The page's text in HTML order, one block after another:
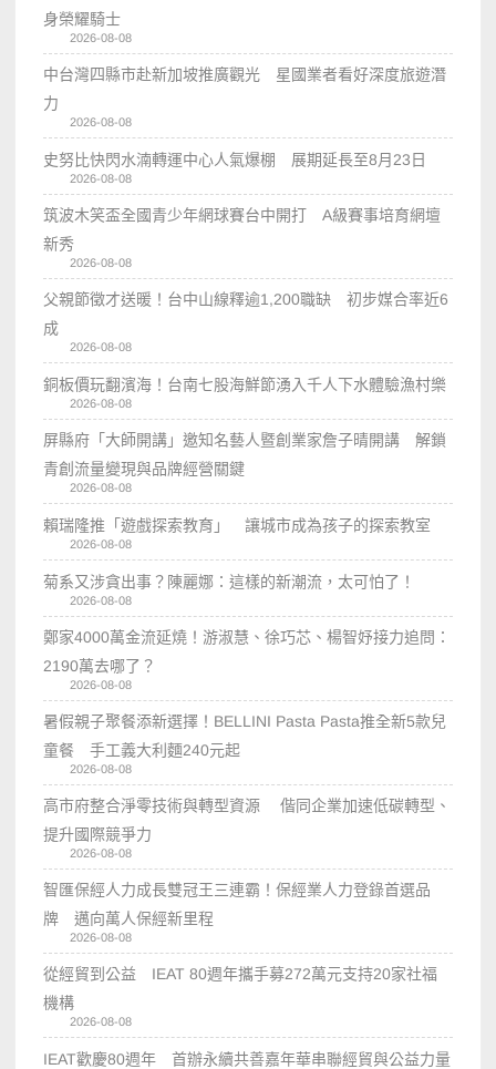
身榮耀騎士
2026-08-08
中台灣四縣市赴新加坡推廣觀光 星國業者看好深度旅遊潛
力
2026-08-08
史努比快閃水湳轉運中心人氣爆棚 展期延長至8月23日
2026-08-08
筑波木笑盃全國青少年網球賽台中開打 A級賽事培育網壇
新秀
2026-08-08
父親節徵才送暖！台中山線釋逾1,200職缺 初步媒合率近6
成
2026-08-08
銅板價玩翻濱海！台南七股海鮮節湧入千人下水體驗漁村樂
2026-08-08
屏縣府「大師開講」邀知名藝人暨創業家詹子晴開講 解鎖
青創流量變現與品牌經營關鍵
2026-08-08
賴瑞隆推「遊戲探索教育」 讓城市成為孩子的探索教室
2026-08-08
菊系又涉貪出事？陳麗娜：這樣的新潮流，太可怕了！
2026-08-08
鄭家4000萬金流延燒！游淑慧、徐巧芯、楊智妤接力追問：
2190萬去哪了？
2026-08-08
暑假親子聚餐添新選擇！BELLINI Pasta Pasta推全新5款兒
童餐 手工義大利麵240元起
2026-08-08
高市府整合淨零技術與轉型資源 偕同企業加速低碳轉型、
提升國際競爭力
2026-08-08
智匯保經人力成長雙冠王三連霸！保經業人力登錄首選品
牌 邁向萬人保經新里程
2026-08-08
從經貿到公益 IEAT 80週年攜手募272萬元支持20家社福
機構
2026-08-08
IEAT歡慶80週年 首辦永續共善嘉年華串聯經貿與公益力量